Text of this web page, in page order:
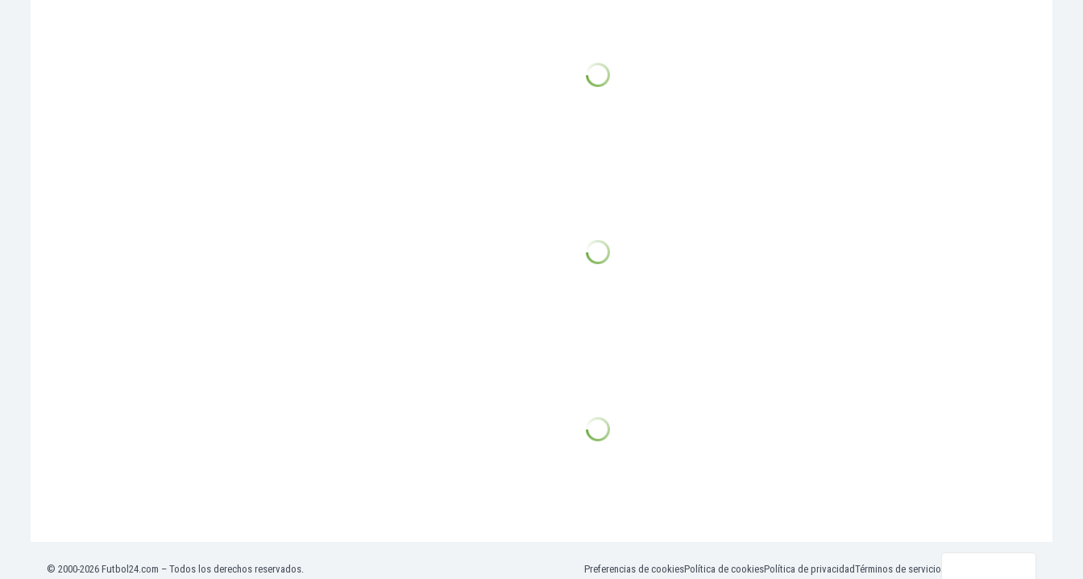
Georgia
© 2000-2026 Futbol24.com – Todos los derechos reservados. Preferencias de cookiesPolítica de cookiesPolítica de privacidadTérminos de servicio